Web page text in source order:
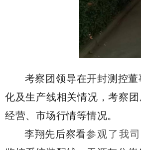
考察团领导在开封测控
化及生产线相关情况，考察
经营、市场行情等情况。
李翔先后察看参观了我司